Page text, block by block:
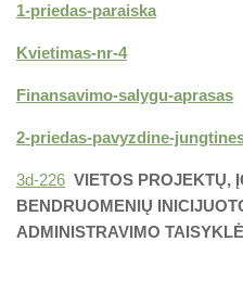
1-priedas-paraiska
Kvietimas-nr-4
Finansavimo-salygu-aprasas
2-priedas-pavyzdine-
3d-226 VIETOS PROJEKTŲ,
BENDRUOMENIŲ
ADMINISTRAVIMO